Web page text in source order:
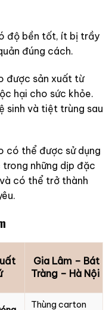
độ bền tốt, ít bị trầy
đúng cách.
được sản xuất từ
hại cho sức khỏe.
sinh và tiệt trùng sau
có thể được sử dụng
những dịp đặc
có thể trở thành
Gia Lâm – Bát
Tràng – Hà Nội
Thùng carton